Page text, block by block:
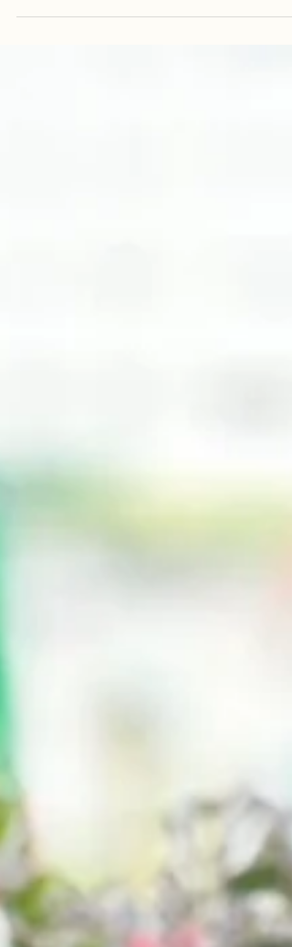
NFD資格検定1級レッスン「高